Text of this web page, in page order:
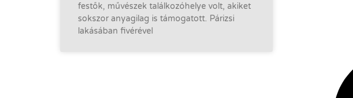
festők, művészek találkozóhelye volt, akiket
sokszor anyagilag is támogatott. Párizsi
lakásában fivérével